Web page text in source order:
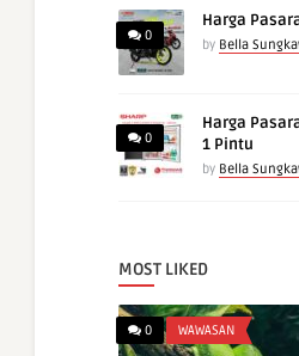
0
Harga
by Bella
0
Harga
1 Pintu
by Bella
MOST LIKED
0 WAWASAN